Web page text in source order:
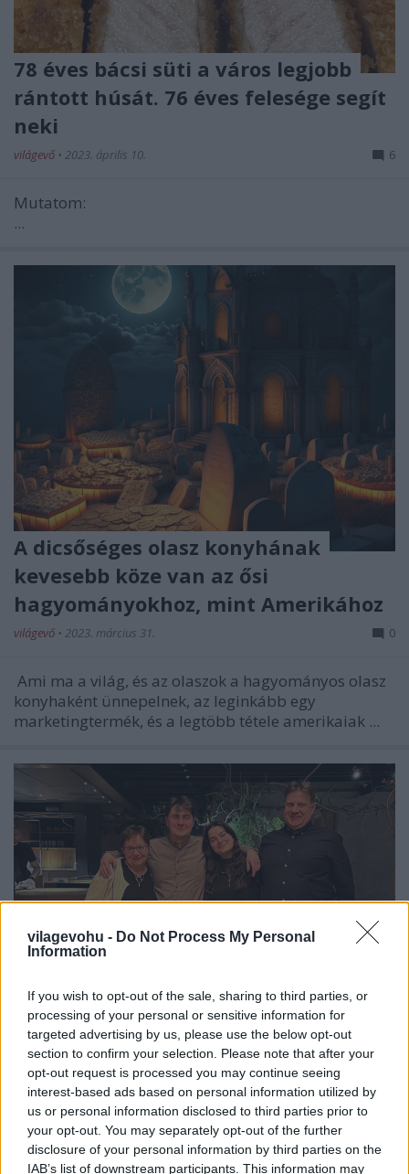
vilagevohu - Do Not Process My Personal
Information
If you wish to opt-out of the sale, sharing to third parties, or
processing of your personal or sensitive information for
targeted advertising by us, please use the below opt-out
section to confirm your selection. Please note that after your
opt-out request is processed you may continue seeing
interest-based ads based on personal information utilized by
us or personal information disclosed to third parties prior to
your opt-out. You may separately opt-out of the further
disclosure of your personal information by third parties on the
IAB’s list of downstream participants. This information may
78 éves bácsi süti a város legjobb
rántott húsát. 76 éves felesége segít
neki
világevő • 2023. április 10. 6
Mutatom:
...
A dicsőséges olasz konyhának
kevesebb köze van az ősi
hagyományokhoz, mint Amerikához
világevő • 2023. március 31. 0
Ami ma a világ, és az olaszok a hagyományos olasz
konyhaként ünnepelnek, az leginkább egy
marketingtermék, és a legtöbb tétele amerikaiak ...
Egy csíki család kalandjai a világ
legjobb éttermében
2023. február 05.